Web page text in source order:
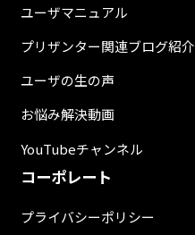
ユーザマニュアル
プリザンター関連ブログ紹介
ユーザの生の声
お悩み解決動画
YouTubeチャンネル
コーポレート
プライバシーポリシー